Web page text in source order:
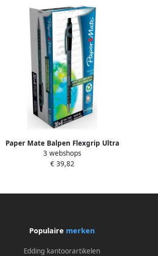
Paper Mate Balpen Flexgrip Ultra
medium zwart valuepack 30+6 gratis
3 webshops
€ 39,82
Populaire merken
Edding kantoorartikelen